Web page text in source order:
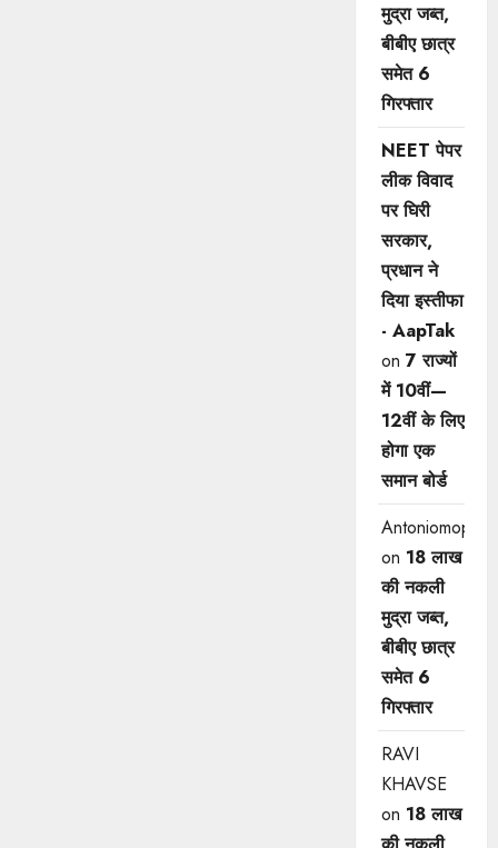
मुद्रा जब्त,
बीबीए छात्र
समेत 6
गिरफ्तार
NEET पेपर
लीक विवाद
पर घिरी
सरकार,
प्रधान ने
दिया इस्तीफा
- AapTak
on 7 राज्यों
में 10वीं—
12वीं ​के लिए
होगा एक
समान बोर्ड
Antoniomop
on 18 लाख
की नकली
मुद्रा जब्त,
बीबीए छात्र
समेत 6
गिरफ्तार
RAVI
KHAVSE
on 18 लाख